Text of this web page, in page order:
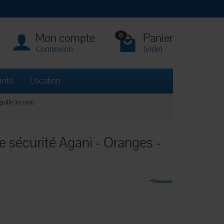
Mon compte
Connexion
0 Panier
(vide)
Location
Terumo
sécurité Agani - Oranges -